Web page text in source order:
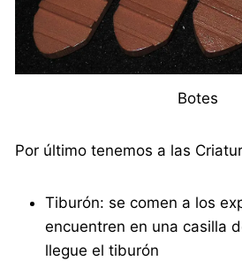
Botes
Por último tenemos a las
Tiburón: se comen a los
encuentren en una casilla
llegue el tiburón